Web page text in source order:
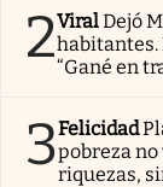
2ViralDejó
habitantes.
“Gané en
3Felicidad
pobreza
riquezas,